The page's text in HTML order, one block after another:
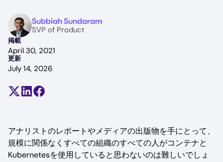
ImageSubbiah Sundaram
SVP of Product
掲載
April 30, 2021
更新
July 14, 2026
Share on X (formerly Twitter)
Share on LinkedIn
Share on Facebook
アナリストのレポートやメディアの出版物を手にとって、
規模に関係なくすべての組織のすべての人がコンテナと
Kubernetesを使用していると思わないのは難しいでしょ